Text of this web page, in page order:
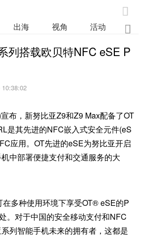

出海 视角 活动 业

列搭载欧贝特NFC eSE P
，新努比亚Z9和Z9 Max配备了OT
是其先进的NFC嵌入式安全元件(eS
应用。OT先进的eSE为努比亚开启
中部署便捷支付和交通服务的大
多种使用环境下享受OT® eSE的P
。对于中国的安全移动支付和NFC
列智能手机未来的拥有者，这都是